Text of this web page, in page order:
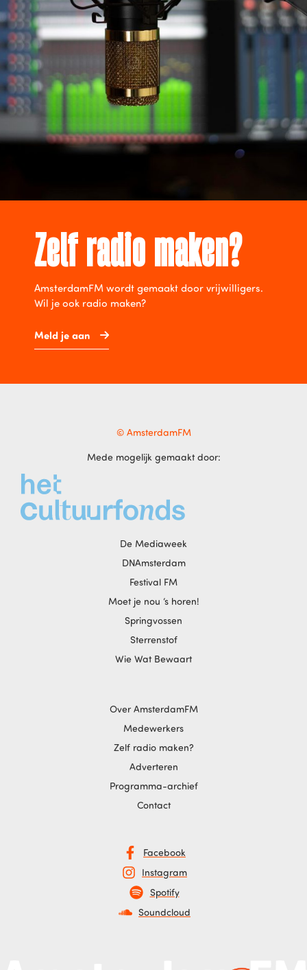
Zelf radio maken?
AmsterdamFM wordt gemaakt door vrijwilligers.
Wil je ook radio maken?
Meld je aan
© AmsterdamFM
Mede mogelijk gemaakt door:
De Mediaweek
DNAmsterdam
Festival FM
Moet je nou ‘s horen!
Springvossen
Sterrenstof
Wie Wat Bewaart
Over AmsterdamFM
Medewerkers
Zelf radio maken?
Adverteren
Programma-archief
Contact
Facebook
Instagram
Spotify
Soundcloud